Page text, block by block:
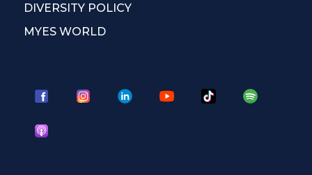
DIVERSITY POLICY
MYES WORLD